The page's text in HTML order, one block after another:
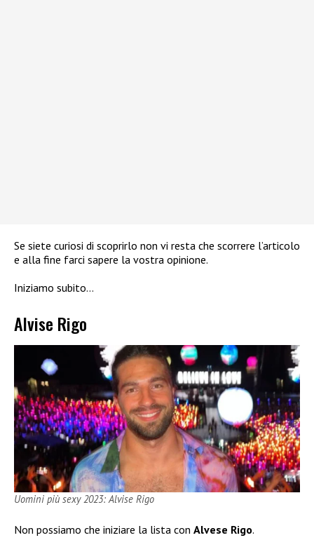
Se siete curiosi di scoprirlo non vi resta che scorrere l’articolo
e alla fine farci sapere la vostra opinione.
Iniziamo subito…
Alvise Rigo
Uomini più sexy 2023: Alvise Rigo
Non possiamo che iniziare la lista con Alvese Rigo.